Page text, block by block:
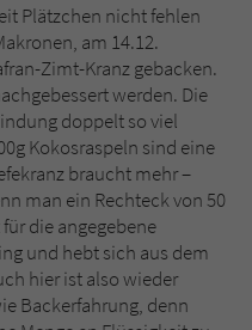
Plätzchen nicht fehlen
am 14.12.
Zimt-Kranz gebacken.
werden. Die
doppelt so viel
Kokosraspeln sind eine
braucht mehr –
man ein Rechteck von 50
die angegebene
und hebt sich aus dem
hier ist also wieder
Backerfahrung, denn